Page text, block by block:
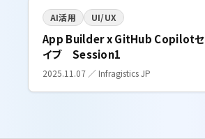
AI活用 UI/UX
App Builder x GitHub Copilotセ
イブ Session1
2025.11.07 ／ Infragistics JP